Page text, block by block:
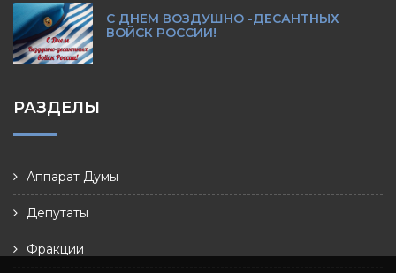
С ДНЕМ ВОЗДУШНО -ДЕСАНТНЫХ
ВОЙСК РОССИИ!
РАЗДЕЛЫ
Аппарат Думы
Депутаты
Фракции